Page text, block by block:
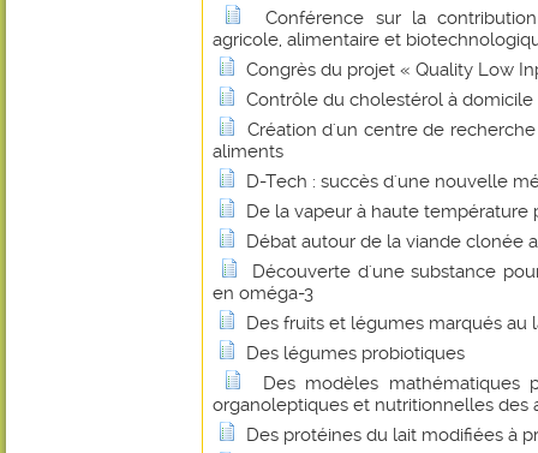
Conférence sur la
agricole, alimentaire et
Congrès du projet « Quality Low
Contrôle du cholestérol à domicile
Création d'un centre de
aliments
D-Tech : succès d'une nouvelle
De la vapeur à haute température
Débat autour de la viande clonée
Découverte d'une substance
en oméga-3
Des fruits et légumes marqués au
Des légumes probiotiques
Des modèles mathématiques
organoleptiques et nutritionnelles des
Des protéines du lait modifiées à